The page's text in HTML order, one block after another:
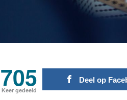
705
Keer gedeeld
Deel op